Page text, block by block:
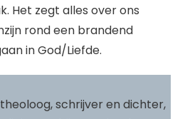
Het zegt alles over ons
rond een brandend
in God/Liefde.
schrijver en dichter,